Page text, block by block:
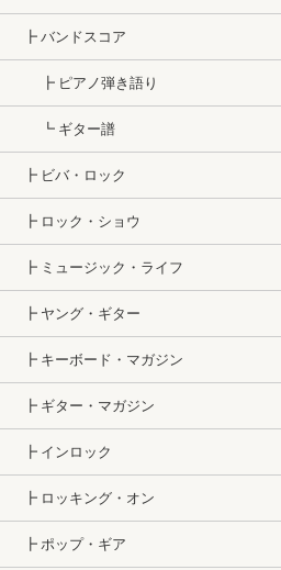
┣ バンドスコア
┣ ピアノ弾き語り
┗ ギター譜
┣ ビバ・ロック
┣ ロック・ショウ
┣ ミュージック・ライフ
┣ ヤング・ギター
┣ キーボード・マガジン
┣ ギター・マガジン
┣ インロック
┣ ロッキング・オン
┣ ポップ・ギア